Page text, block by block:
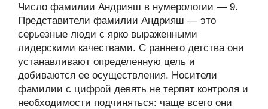
Число фамилии Андрияш в нумерологии — 9.
Представители фамилии Андрияш — это
серьезные люди с ярко выраженными
лидерскими качествами. С раннего детства они
устанавливают определенную цель и
добиваются ее осуществления. Носители
фамилии с цифрой девять не терпят контроля и
необходимости подчиняться: чаще всего они